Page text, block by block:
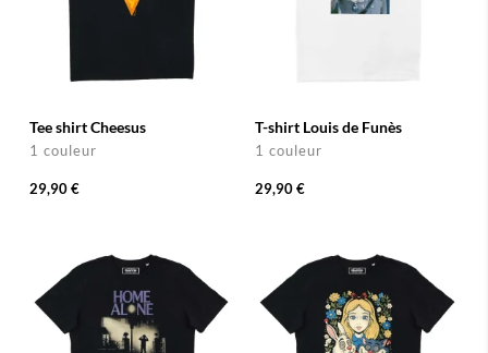
Tee shirt Cheesus
1 couleur
29,90 €
T-shirt Louis de Funès
1 couleur
29,90 €